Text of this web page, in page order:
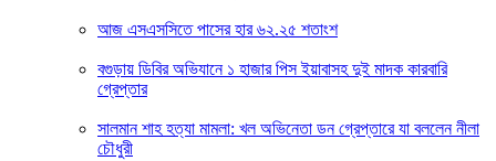
আজ এসএসসিতে পাসের হার ৬২.২৫ শতাংশ
বগুড়ায় ডিবির অভিযানে ১ হাজার পিস ইয়াবাসহ দুই মাদক কারবারি
গ্রেপ্তার
সালমান শাহ হত্যা মামলা: খল অভিনেতা ডন গ্রেপ্তারে যা বললেন নীলা
চৌধুরী